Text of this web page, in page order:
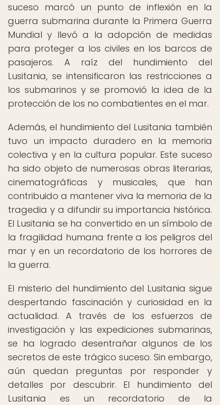
suceso marcó un punto de inflexión en la
guerra submarina durante la Primera Guerra
Mundial y llevó a la adopción de medidas
para proteger a los civiles en los barcos de
pasajeros. A raíz del hundimiento del
Lusitania, se intensificaron las restricciones a
los submarinos y se promovió la idea de la
protección de los no combatientes en el mar.
Además, el hundimiento del Lusitania también
tuvo un impacto duradero en la memoria
colectiva y en la cultura popular. Este suceso
ha sido objeto de numerosas obras literarias,
cinematográficas y musicales, que han
contribuido a mantener viva la memoria de la
tragedia y a difundir su importancia histórica.
El Lusitania se ha convertido en un símbolo de
la fragilidad humana frente a los peligros del
mar y en un recordatorio de los horrores de
la guerra.
El misterio del hundimiento del Lusitania sigue
despertando fascinación y curiosidad en la
actualidad. A través de los esfuerzos de
investigación y las expediciones submarinas,
se ha logrado desentrañar algunos de los
secretos de este trágico suceso. Sin embargo,
aún quedan preguntas por responder y
detalles por descubrir. El hundimiento del
Lusitania es un recordatorio de la